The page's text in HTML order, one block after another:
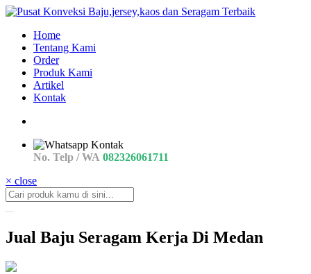
Home
Tentang Kami
Order
Produk Kami
Artikel
Kontak
No. Telp / WA 082326061711
× close
Jual Baju Seragam Kerja Di Medan